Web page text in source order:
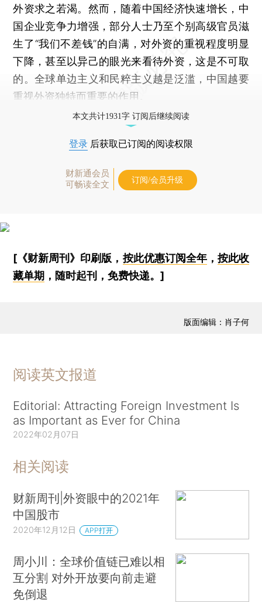
外资求之若渴。然而，随着中国经济快速增长，中
国企业竞争力增强，部分人士乃至个别高级官员滋
生了“我们不差钱”的自满，对外资的重视程度明显
下降，甚至以异己的眼光来看待外资，这是不可取
的。全球单边主义和民粹主义越是泛滥，中国越要
重视外资独特而重要的作用。
本文共计1931字 订阅后继续阅读
登录 后获取已订阅的阅读权限
财新通会员
可畅读全文
订阅/会员升级
[《财新周刊》印刷版， 按此优惠订阅全年， 按此收
藏单期 ，随时起刊，免费快递。]
版面编辑：肖子何
阅读英文报道
Editorial: Attracting Foreign Investment Is
as Important as Ever for China
2022年02月07日
相关阅读
财新周刊|外资眼中的2021年
中国股市
2020年12月12日 APP打开
周小川：全球价值链已难以相
互分割 对外开放要向前走避
免倒退